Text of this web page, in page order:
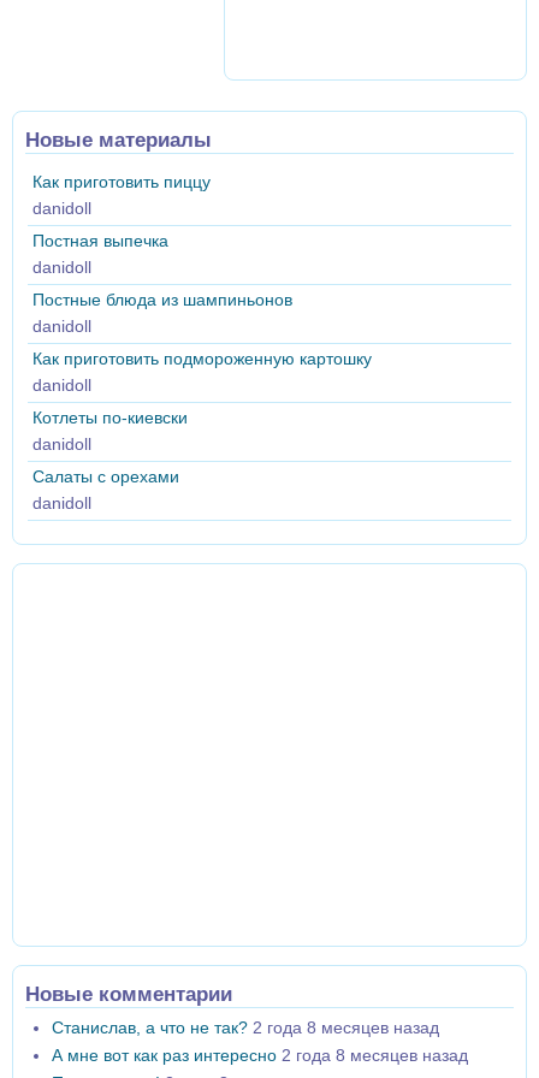
Новые материалы
Как приготовить пиццу
danidoll
Постная выпечка
danidoll
Постные блюда из шампиньонов
danidoll
Как приготовить подмороженную картошку
danidoll
Котлеты по-киевски
danidoll
Салаты с орехами
danidoll
Новые комментарии
Станислав, а что не так? 2 года 8 месяцев назад
А мне вот как раз интересно 2 года 8 месяцев назад